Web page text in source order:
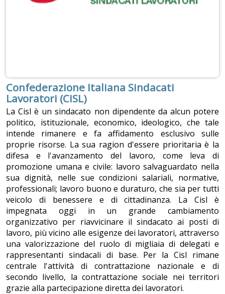
Confederazione Italiana Sindacati
Lavoratori (CISL)
La Cisl è un sindacato non dipendente da alcun potere
politico, istituzionale, economico, ideologico, che tale
intende rimanere e fa affidamento esclusivo sulle
proprie risorse. La sua ragion d'essere prioritaria è la
difesa e l'avanzamento del lavoro, come leva di
promozione umana e civile: lavoro salvaguardato nella
sua dignità, nelle sue condizioni salariali, normative,
professionali; lavoro buono e duraturo, che sia per tutti
veicolo di benessere e di cittadinanza. La Cisl è
impegnata oggi in un grande cambiamento
organizzativo per riavvicinare il sindacato ai posti di
lavoro, più vicino alle esigenze dei lavoratori, attraverso
una valorizzazione del ruolo di migliaia di delegati e
rappresentanti sindacali di base. Per la Cisl rimane
centrale l'attività di contrattazione nazionale e di
secondo livello, la contrattazione sociale nei territori
grazie alla partecipazione diretta dei lavoratori.